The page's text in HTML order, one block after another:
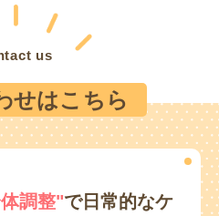
us
せはこちら
調整"で日常的なケ